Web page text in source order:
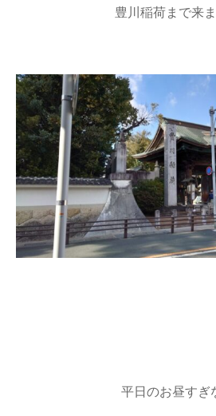
豊川稲荷まで来
平日のお昼すぎ